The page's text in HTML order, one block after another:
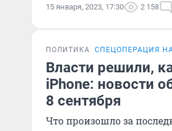
15 января, 2023, 17:30 2 158
ПОЛИТИКА СПЕЦОПЕРАЦИЯ
Власти решили,
iPhone: новости
8 сентября
Что произошло за